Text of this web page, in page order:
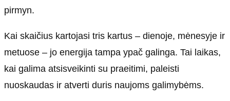
pirmyn.
Kai skaičius kartojasi tris kartus – dienoje, mėnesyje ir
metuose – jo energija tampa ypač galinga. Tai laikas,
kai galima atsisveikinti su praeitimi, paleisti
nuoskaudas ir atverti duris naujoms galimybėms.